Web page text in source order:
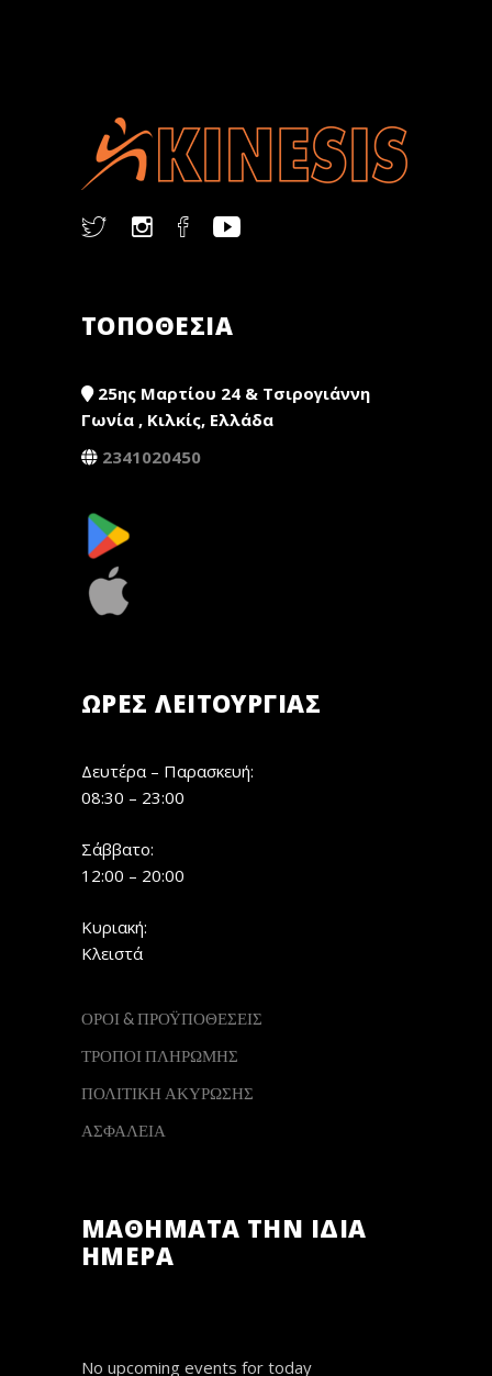
ΤΟΠΟΘΕΣΙΑ
25ης Μαρτίου 24 & Τσιρογιάννη
Γωνία , Κιλκίς, Ελλάδα
2341020450
ΏΡΕΣ ΛΕΙΤΟΥΡΓΊΑΣ
Δευτέρα – Παρασκευή:
08:30 – 23:00
Σάββατο:
12:00 – 20:00
Κυριακή:
Κλειστά
ΟΡΟΙ & ΠΡΟΫΠΟΘΕΣΕΙΣ
ΤΡΟΠΟΙ ΠΛΗΡΩΜΗΣ
ΠΟΛΙΤΙΚΗ ΑΚΥΡΩΣΗΣ
ΑΣΦΑΛΕΙΑ
ΜΑΘΗΜΑΤΑ ΤΗΝ ΙΔΙΑ
ΗΜΕΡΑ
No upcoming events for today